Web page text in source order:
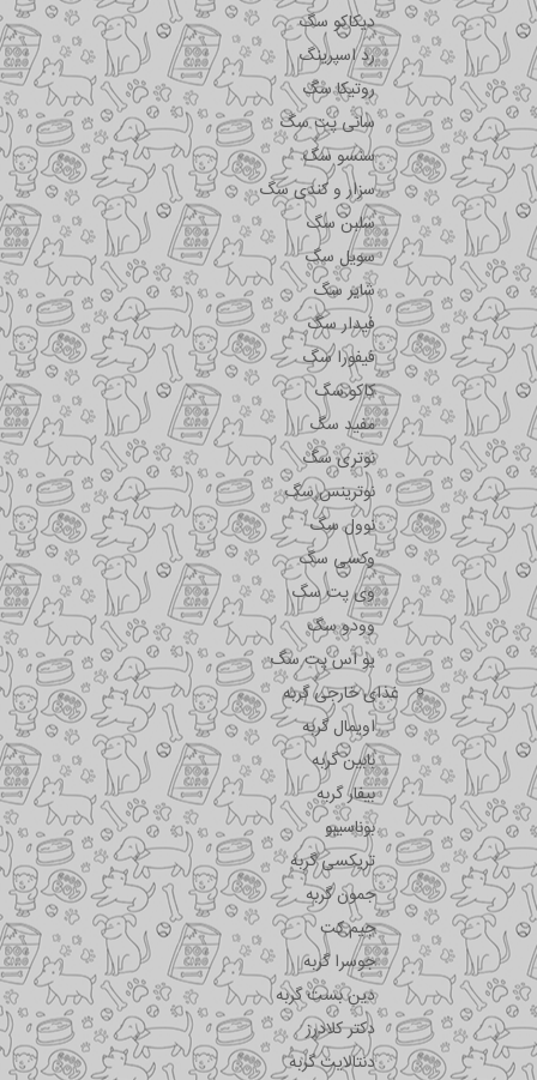
دیکاکو سگ
رد اسپرینگ
روتیکا سگ
سانی پت سگ
سنسو سگ
سزار و کندی سگ
سلبن سگ
سویل سگ
شایر سگ
فیدار سگ
فیفورا سگ
کاکو سگ
مفید سگ
نوتری سگ
نوترینس سگ
نوول سگ
وکسی سگ
وی پت سگ
وودو سگ
یو اس پت سگ
غذای خارجی گربه
اویمال گربه
بابین گربه
بیفار گربه
بوناسیبو
تریکسی گربه
جمون گربه
جیم کت
جوسرا گربه
دین بست گربه
دکتر کلادرز
دنتالایت گربه